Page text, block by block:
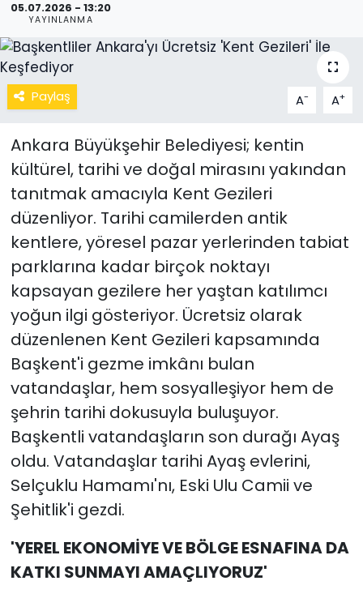
05.07.2026 - 13:20
YAYINLANMA
Paylaş A- A+
Ankara Büyükşehir Belediyesi; kentin
kültürel, tarihi ve doğal mirasını yakından
tanıtmak amacıyla Kent Gezileri
düzenliyor. Tarihi camilerden antik
kentlere, yöresel pazar yerlerinden tabiat
parklarına kadar birçok noktayı
kapsayan gezilere her yaştan katılımcı
yoğun ilgi gösteriyor. Ücretsiz olarak
düzenlenen Kent Gezileri kapsamında
Başkent'i gezme imkânı bulan
vatandaşlar, hem sosyalleşiyor hem de
şehrin tarihi dokusuyla buluşuyor.
Başkentli vatandaşların son durağı Ayaş
oldu. Vatandaşlar tarihi Ayaş evlerini,
Selçuklu Hamamı'nı, Eski Ulu Camii ve
Şehitlik'i gezdi.
'YEREL EKONOMİYE VE BÖLGE ESNAFINA DA
KATKI SUNMAYI AMAÇLIYORUZ'